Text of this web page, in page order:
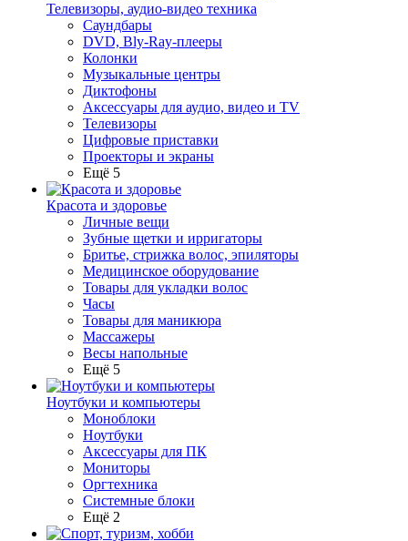
Телевизоры, аудио-видео техника
Саундбары
DVD, Bly-Ray-плееры
Колонки
Музыкальные центры
Диктофоны
Аксессуары для аудио, видео и TV
Телевизоры
Цифровые приставки
Проекторы и экраны
Ещё 5
Красота и здоровье
Личные вещи
Зубные щетки и ирригаторы
Бритье, стрижка волос, эпиляторы
Медицинское оборудование
Товары для укладки волос
Часы
Товары для маникюра
Массажеры
Весы напольные
Ещё 5
Ноутбуки и компьютеры
Моноблоки
Ноутбуки
Аксессуары для ПК
Мониторы
Оргтехника
Системные блоки
Ещё 2